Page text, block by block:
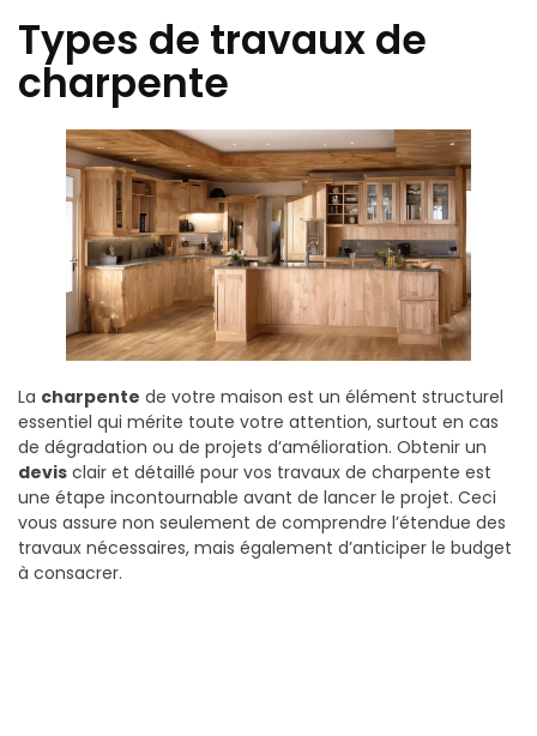
Types de travaux de
charpente
La charpente de votre maison est un élément structurel
essentiel qui mérite toute votre attention, surtout en cas
de dégradation ou de projets d’amélioration. Obtenir un
devis clair et détaillé pour vos travaux de charpente est
une étape incontournable avant de lancer le projet. Ceci
vous assure non seulement de comprendre l’étendue des
travaux nécessaires, mais également d’anticiper le budget
à consacrer.